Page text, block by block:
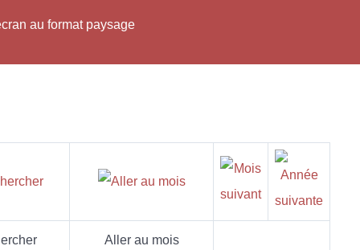
au format paysage
Aller au mois